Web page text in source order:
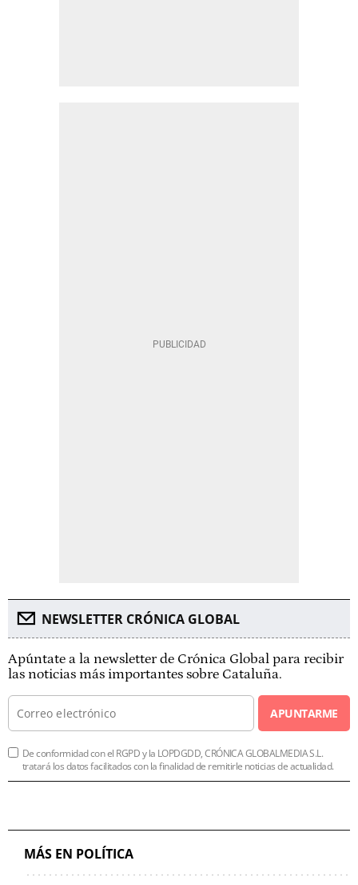
NEWSLETTER CRÓNICA GLOBAL
Apúntate a la newsletter de Crónica Global para recibir
las noticias más importantes sobre Cataluña.
APUNTARME
De conformidad con el RGPD y la LOPDGDD, CRÓNICA GLOBALMEDIA S.L.
tratará los datos facilitados con la finalidad de remitirle noticias de actualidad.
MÁS EN POLÍTICA